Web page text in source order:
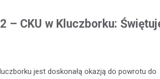
– CKU w Kluczborku:
jest doskonałą okazją do powrotu do